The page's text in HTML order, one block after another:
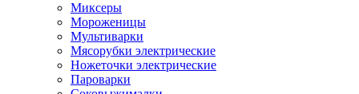
Миксеры
Мороженицы
Мультиварки
Мясорубки электрические
Ножеточки электрические
Пароварки